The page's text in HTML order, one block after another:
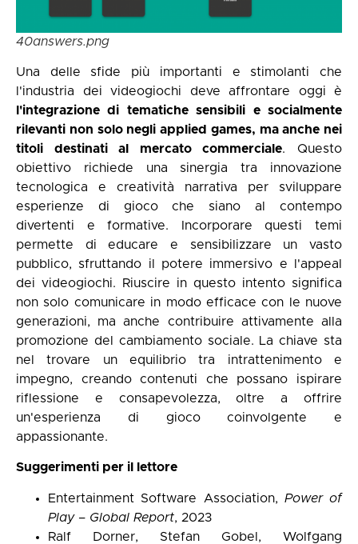
40answers.png
Una delle sfide più importanti e stimolanti che
l'industria dei videogiochi deve affrontare oggi è
l'integrazione di tematiche sensibili e socialmente
rilevanti non solo negli applied games, ma anche nei
titoli destinati al mercato commerciale. Questo
obiettivo richiede una sinergia tra innovazione
tecnologica e creatività narrativa per sviluppare
esperienze di gioco che siano al contempo
divertenti e formative. Incorporare questi temi
permette di educare e sensibilizzare un vasto
pubblico, sfruttando il potere immersivo e l'appeal
dei videogiochi. Riuscire in questo intento significa
non solo comunicare in modo efficace con le nuove
generazioni, ma anche contribuire attivamente alla
promozione del cambiamento sociale. La chiave sta
nel trovare un equilibrio tra intrattenimento e
impegno, creando contenuti che possano ispirare
riflessione e consapevolezza, oltre a offrire
un'esperienza di gioco coinvolgente e
appassionante.
Suggerimenti per il lettore
Entertainment Software Association, Power of
Play – Global Report, 2023
Ralf Dorner, Stefan Gobel, Wolfgang